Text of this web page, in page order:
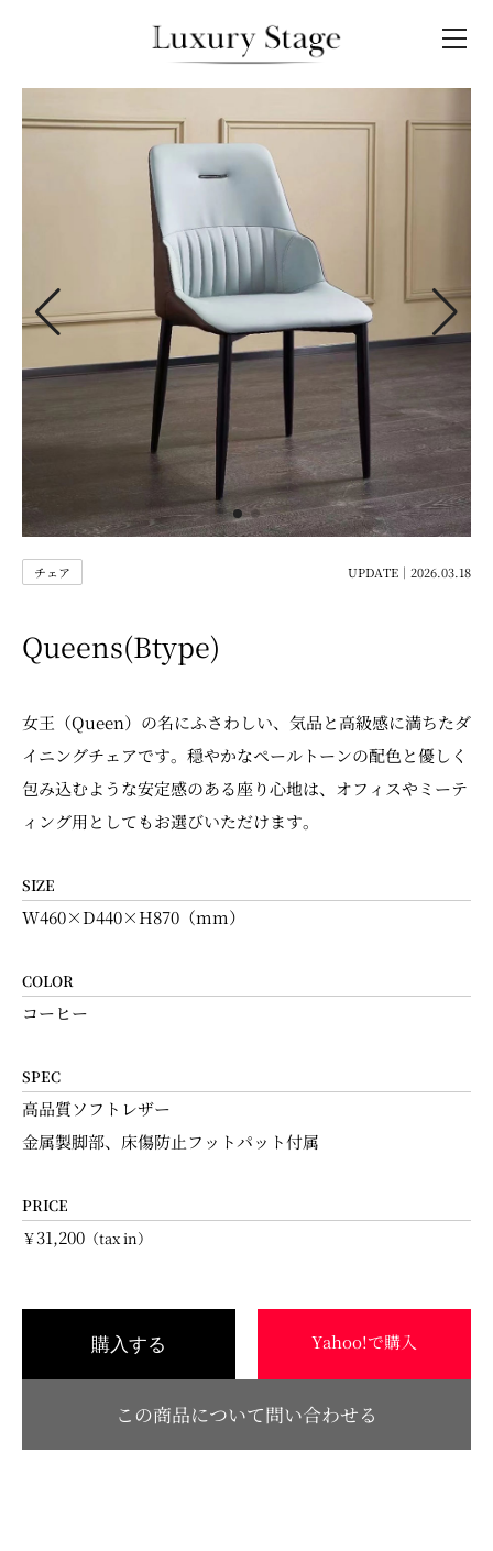
チェア UPDATE｜2026.03.18
Queens(Btype)
女王（Queen）の名にふさわしい、気品と高級感に満ちたダ
イニングチェアです。穏やかなペールトーンの配色と優しく
包み込むような安定感のある座り心地は、オフィスやミーテ
ィング用としてもお選びいただけます。
SIZE
W460×D440×H870（mm）
COLOR
コーヒー
SPEC
高品質ソフトレザー
金属製脚部、床傷防止フットパット付属
PRICE
￥31,200 （tax in）
購入する Yahoo!で購入
この商品について問い合わせる